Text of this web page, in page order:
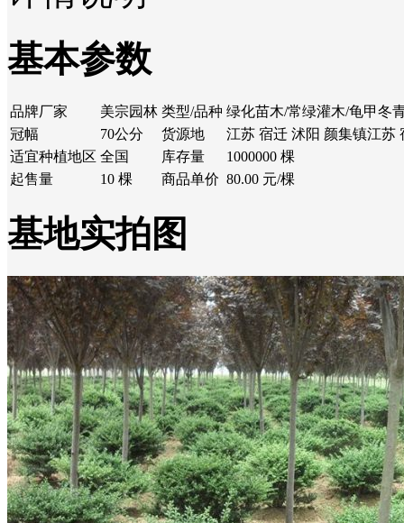
基本参数
品牌厂家 美宗园林 类型/品种 绿化苗木/常绿灌木/龟甲冬
冠幅
70公分 货源地
江苏 宿迁 沭阳 颜集镇江苏
适宜种植地区 全国 库存量
1000000 棵
起售量
10 棵 商品单价 80.00 元/棵
基地实拍图